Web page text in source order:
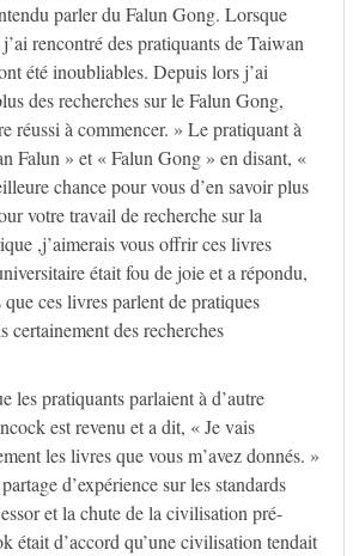
parler du Falun Gong. Lorsque
rencontré des pratiquants de Taiwan
été inoubliables. Depuis lors j’ai
des recherches sur le Falun Gong,
réussi à commencer. » Le pratiquant à
Falun » et « Falun Gong » en disant, «
chance pour vous d’en savoir plus
votre travail de recherche sur la
,j’aimerais vous offrir ces livres
était fou de joie et a répondu,
ces livres parlent de pratiques
certainement des recherches
les pratiquants parlaient à d’autre
est revenu et a dit, « Je vais
les livres que vous m’avez donnés. »
d’expérience sur les standards
et la chute de la civilisation pré-
était d’accord qu’une civilisation tendait